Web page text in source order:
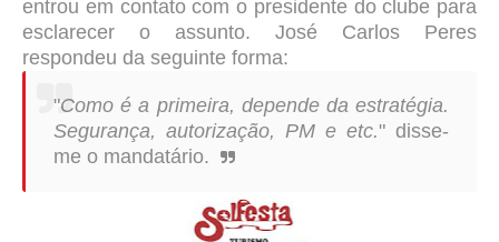
entrou em contato com o presidente do clube para
esclarecer o assunto. José Carlos Peres
respondeu da seguinte forma:
"Como é a primeira, depende da estratégia.
Segurança, autorização, PM e etc." disse-
me o mandatário.